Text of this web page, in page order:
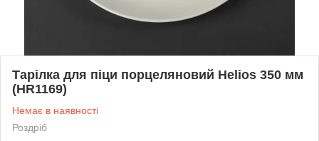
Тарілка для піци порцеляновий Helios 350 мм
(HR1169)
Немає в наявності
Роздріб